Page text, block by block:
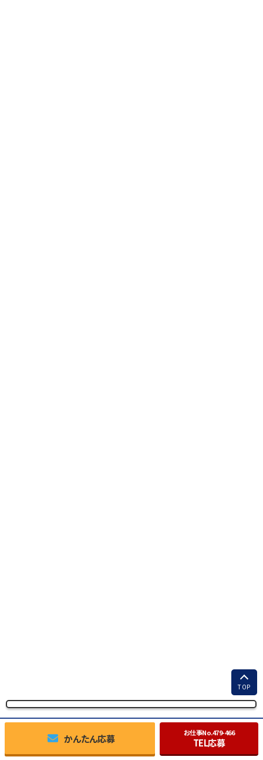
お仕事No.479-466
TEL応募
かんたん応募
TOP